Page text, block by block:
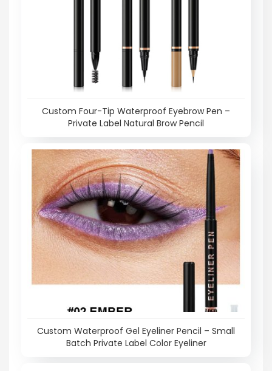
Custom Four-Tip Waterproof Eyebrow Pen –
Private Label Natural Brow Pencil
Custom Waterproof Gel Eyeliner Pencil – Small
Batch Private Label Color Eyeliner